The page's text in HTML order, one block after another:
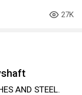
27K
AND STEEL.